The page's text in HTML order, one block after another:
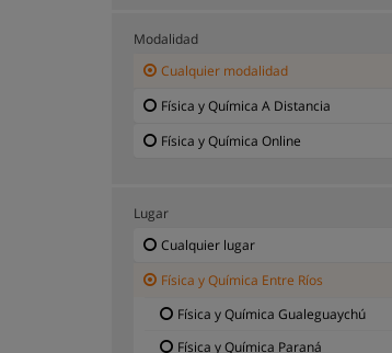
Modalidad
Cualquier modalidad
Física y Química A Distancia
Física y Química Online
Lugar
Cualquier lugar
Física y Química Entre Ríos
Física y Química Gualeguaychú
Física y Química Paraná